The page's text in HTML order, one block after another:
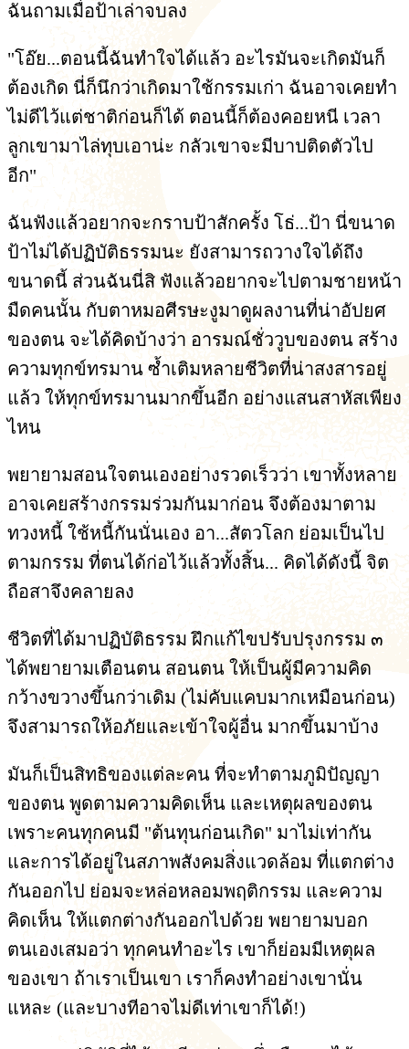
ฉันถามเมื่อป้าเล่าจบลง
"โอ๊ย...ตอนนี้ฉันทำใจได้แล้ว อะไรมันจะเกิดมันก็
ต้องเกิด นี่ก็นึกว่าเกิดมาใช้กรรมเก่า ฉันอาจเคยทำ
ไม่ดีไว้แต่ชาติก่อนก็ได้ ตอนนี้ก็ต้องคอยหนี เวลา
ลูกเขามาไล่ทุบเอาน่ะ กลัวเขาจะมีบาปติดตัวไป
อีก"
ฉันฟังแล้วอยากจะกราบป้าสักครั้ง โธ่...ป้า นี่ขนาด
ป้าไม่ได้ปฏิบัติธรรมนะ ยังสามารถวางใจได้ถึง
ขนาดนี้ ส่วนฉันนี่สิ ฟังแล้วอยากจะไปตามชายหน้า
มืดคนนั้น กับตาหมอศีรษะงูมาดูผลงานที่น่าอัปยศ
ของตน จะได้คิดบ้างว่า อารมณ์ชั่ววูบของตน สร้าง
ความทุกข์ทรมาน ซ้ำเติมหลายชีวิตที่น่าสงสารอยู่
แล้ว ให้ทุกข์ทรมานมากขึ้นอีก อย่างแสนสาหัสเพียง
ไหน
พยายามสอนใจตนเองอย่างรวดเร็วว่า เขาทั้งหลาย
อาจเคยสร้างกรรมร่วมกันมาก่อน จึงต้องมาตาม
ทวงหนี้ ใช้หนี้กันนั่นเอง อา...สัตวโลก ย่อมเป็นไป
ตามกรรม ที่ตนได้ก่อไว้แล้วทั้งสิ้น... คิดได้ดังนี้ จิต
ถือสาจึงคลายลง
ชีวิตที่ได้มาปฏิบัติธรรม ฝึกแก้ไขปรับปรุงกรรม ๓
ได้พยายามเตือนตน สอนตน ให้เป็นผู้มีความคิด
กว้างขวางขึ้นกว่าเดิม (ไม่คับแคบมากเหมือนก่อน)
จึงสามารถให้อภัยและเข้าใจผู้อื่น มากขึ้นมาบ้าง
มันก็เป็นสิทธิของแต่ละคน ที่จะทำตามภูมิปัญญา
ของตน พูดตามความคิดเห็น และเหตุผลของตน
เพราะคนทุกคนมี "ต้นทุนก่อนเกิด" มาไม่เท่ากัน
และการได้อยู่ในสภาพสังคมสิ่งแวดล้อม ที่แตกต่าง
กันออกไป ย่อมจะหล่อหลอมพฤติกรรม และความ
คิดเห็น ให้แตกต่างกันออกไปด้วย พยายามบอก
ตนเองเสมอว่า ทุกคนทำอะไร เขาก็ย่อมมีเหตุผล
ของเขา ถ้าเราเป็นเขา เราก็คงทำอย่างเขานั่น
แหละ (และบางทีอาจไม่ดีเท่าเขาก็ได้!)